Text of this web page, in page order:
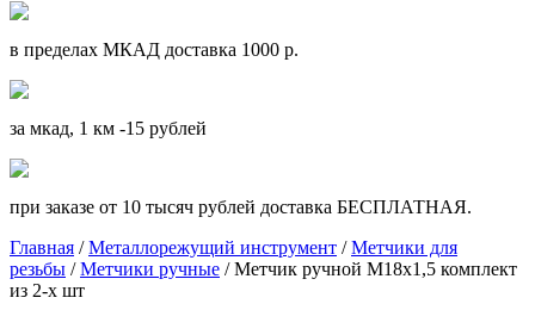
в пределах МКАД доставка 1000 р.
за мкад, 1 км -15 рублей
при заказе от 10 тысяч рублей доставка БЕСПЛАТНАЯ.
Главная /Металлорежущий инструмент /Метчики для
резьбы /Метчики ручные / Метчик ручной М18х1,5 комплект
из 2-х шт